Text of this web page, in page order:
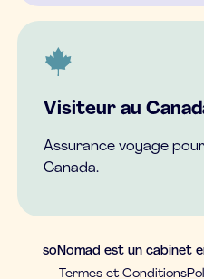
Visiteur au
Assurance voyage
Canada.
soNomad est un cabinet
Termes et Conditions